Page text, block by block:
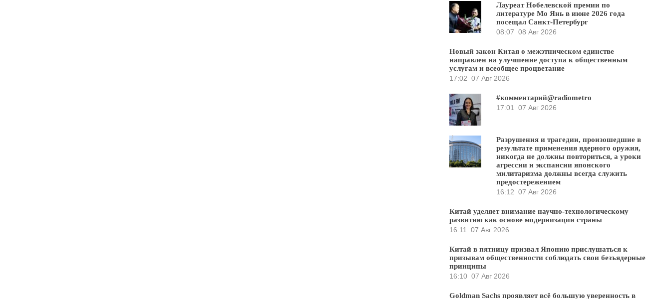
Лауреат Нобелевской премии по
литературе Мо Янь в июне 2026 года
посещал Санкт-Петербург
08:07 08 Авг 2026
Новый закон Китая о межэтническом единстве
направлен на улучшение доступа к общественным
услугам и всеобщее процветание
17:02 07 Авг 2026
#комментарий@radiometro
17:01
07 Авг 2026
Разрушения и трагедии, произошедшие в
результате применения ядерного оружия,
никогда не должны повториться, а уроки
агрессии и экспансии японского
милитаризма должны всегда служить
предостережением
16:12 07 Авг 2026
Китай уделяет внимание научно-технологическому
развитию как основе модернизации страны
16:11
07 Авг 2026
Китай в пятницу призвал Японию прислушаться к
призывам общественности соблюдать свои безъядерные
принципы
16:10 07 Авг 2026
Goldman Sachs проявляет всё большую уверенность в